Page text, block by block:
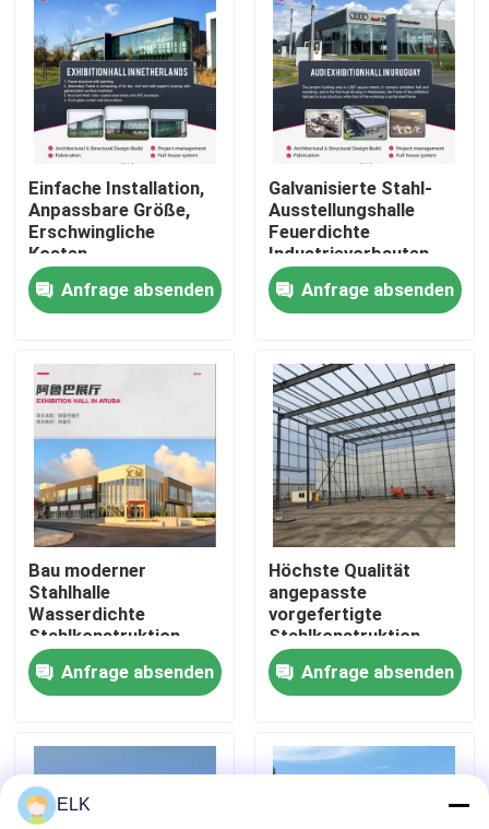
Zu Hause
Produkte
Werksbesichtigung
Qualitätskontrolle
Kontakt mit uns
Neuigkeiten
Rechtssachen
Bitte um ein Angebot
Stahlkonstruktionslager
Einfache Installation,
Anpassbare Größe,
Erschwingliche
Kosten,
Stahlkonstruktion-
Ausstellungshalle
Anfrage absenden
Galvanisierte Stahl-
Ausstellungshalle
Feuerdichte
Industrievorbauten
Anfrage absenden
Bau moderner
Stahlhalle
Wasserdichte
Stahlkonstruktion
Anfrage absenden
Höchste Qualität
angepasste
vorgefertigte
Stahlkonstruktion
Markt
Ausstellungshalle
Anfrage absenden
ELK